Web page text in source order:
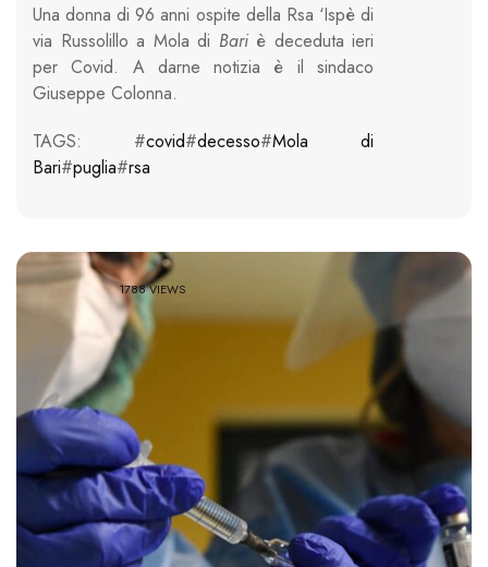
Una donna di 96 anni ospite della Rsa ‘Ispè di
via Russolillo a Mola di Bariè deceduta ieri
per Covid. A darne notizia è il sindaco
Giuseppe Colonna.
TAGS: #covid#decesso#Mola di
Bari#puglia#rsa
1788 VIEWS